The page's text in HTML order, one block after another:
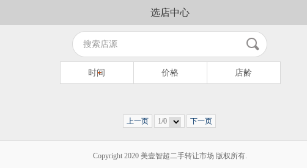
选店中心
时间 价格 店龄
上一页 1/0 下一页
Copyright 2020 美壹智超二手转让市场 版权所有.